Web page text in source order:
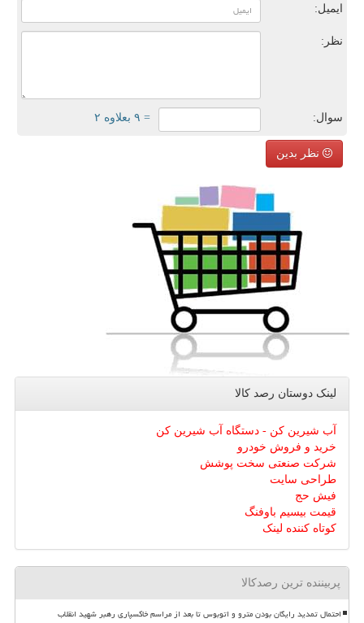
ایمیل:
نظر:
سوال: = ۹ بعلاوه ۲
نظر بدین
لینک دوستان رصد كالا
آب شیرین کن - دستگاه آب شیرین کن
خرید و فروش خودرو
شرکت صنعتی سخت پوشش
طراحی سایت
فیش حج
قیمت بیسیم باوفنگ
کوتاه کننده لینک
پربیننده ترین رصدکالا
احتمال تمدید رایگان بودن مترو و اتوبوس تا بعد از مراسم خاکسپاری رهبر شهید انقلاب